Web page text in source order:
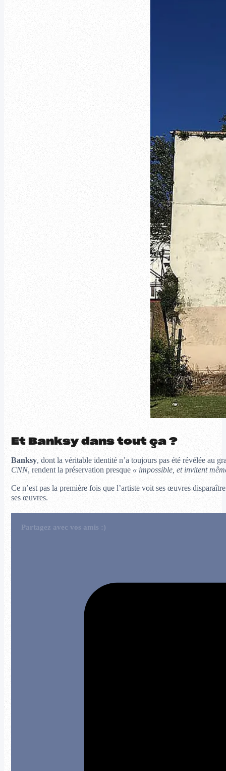
Et Banksy dans tout ça ?
Banksy, dont la véritable identité n’a toujours pas été révélée au
CNN, rendent la préservation presque « impossible, et invitent
Ce n’est pas la première fois que l’artiste voit ses œuvres
ses œuvres.
Partagez avec vos amis :)